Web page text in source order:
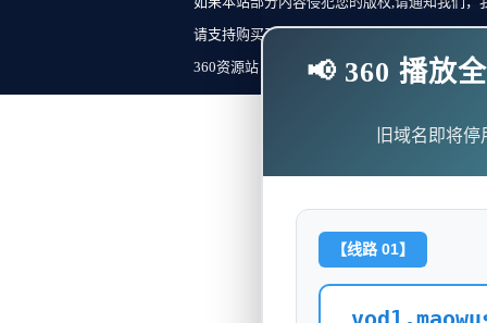
请支持购买正版！反馈邮箱：
360资源站 Copyright ©2018-2023 All Rights
📢 360 播放
旧域名即将
【线路 01】